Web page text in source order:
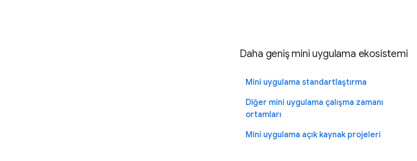
Daha geniş mini uygulama ekosistemi
Mini uygulama standartlaştırma
Diğer mini uygulama çalışma zamanı
ortamları
Mini uygulama açık kaynak projeleri